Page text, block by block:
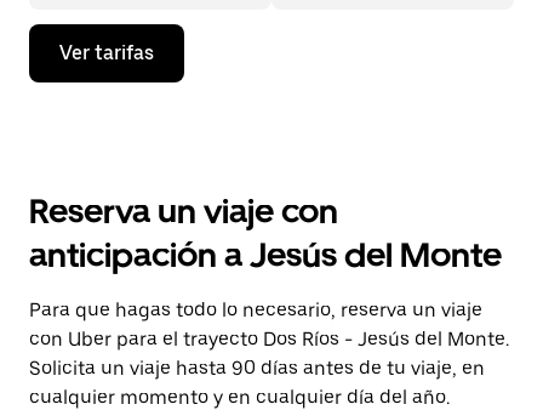
Presiona
flecha
el
y
selecciona
una
fecha.
Presiona
la
tecla Esc
Ver tarifas
Reserva un viaje con
anticipación a Jesús del Monte
Para que hagas todo lo necesario, reserva un viaje
con Uber para el trayecto Dos Ríos - Jesús del Monte.
Solicita un viaje hasta 90 días antes de tu viaje, en
cualquier momento y en cualquier día del año.